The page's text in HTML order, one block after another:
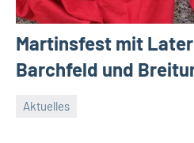
Martinsfest mit
Barchfeld und
Aktuelles